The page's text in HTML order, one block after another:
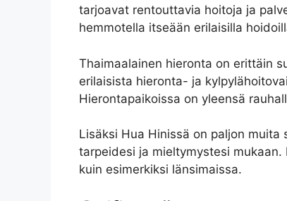
tarjoavat rentouttavia hoitoja ja
hemmotella itseään erilaisilla
Thaimaalainen hieronta on erittäin
erilaisista hieronta- ja
Hierontapaikoissa on yleensä
Lisäksi Hua Hinissä on paljon
tarpeidesi ja mieltymystesi
kuin esimerkiksi länsimaissa.